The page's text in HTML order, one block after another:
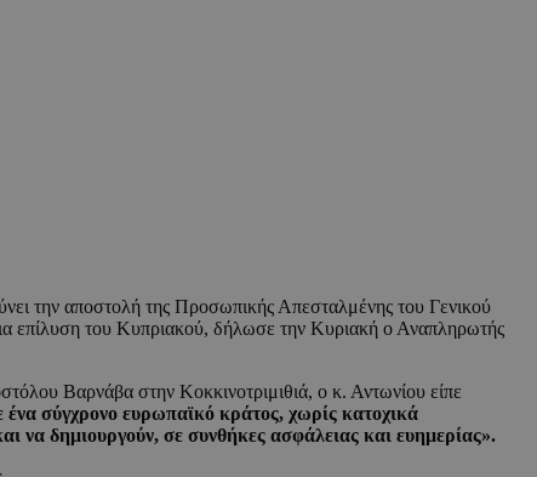
την αποστολή της Προσωπικής Απεσταλμένης του Γενικού
επίλυση του Κυπριακού, δήλωσε την Κυριακή ο Αναπληρωτής
Βαρνάβα στην Κοκκινοτριμιθιά, ο κ. Αντωνίου είπε
σύγχρονο ευρωπαϊκό κράτος, χωρίς κατοχικά
να δημιουργούν, σε συνθήκες ασφάλειας και ευημερίας».